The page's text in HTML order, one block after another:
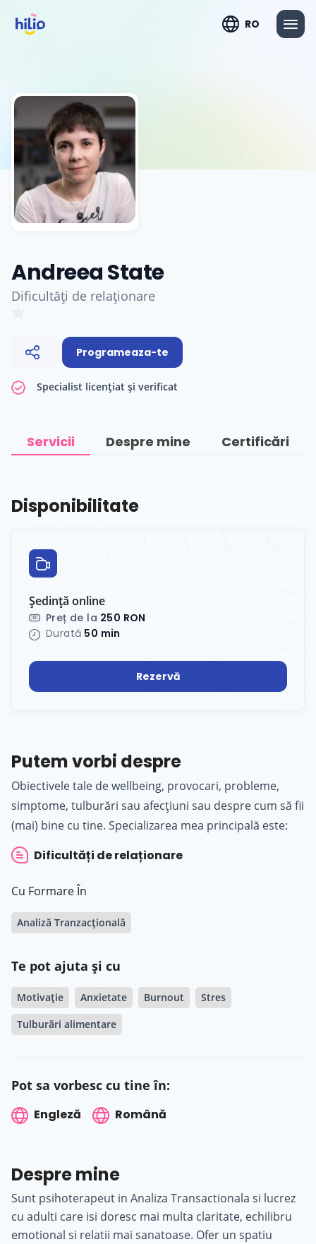
RO
Andreea State
Dificultăți de relaționare
Programeaza-te
Specialist licențiat și verificat
Servicii Despre mine Certificări
Disponibilitate
Ședință online
Preț de la 250 RON
Durată 50 min
Rezervă
Putem vorbi despre
Obiectivele tale de wellbeing, provocari, probleme,
simptome, tulburări sau afecțiuni sau despre cum să fii
(mai) bine cu tine. Specializarea mea principală este:
Dificultăți de relaționare
Cu Formare În
Analiză Tranzacțională
Te pot ajuta și cu
Motivație Anxietate Burnout
Stres
Tulburări alimentare
Pot sa vorbesc cu tine în:
Engleză Română
Despre mine
Sunt psihoterapeut in Analiza Transactionala si lucrez
cu adulti care isi doresc mai multa claritate, echilibru
emotional si relatii mai sanatoase. Ofer un spatiu